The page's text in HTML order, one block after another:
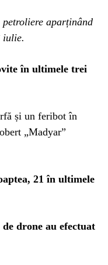
aparținând
iulie.
în ultimele trei
și un feribot în
„Madyar”
21 în ultimele
drone au efectuat